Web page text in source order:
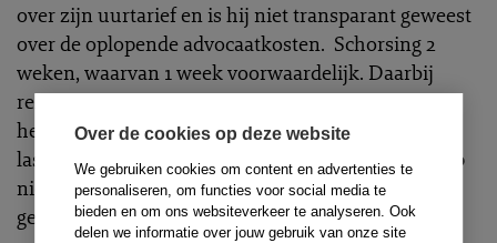
Over de cookies op deze website
We gebruiken cookies om content en advertenties te
personaliseren, om functies voor social media te
bieden en om ons websiteverkeer te analyseren. Ook
delen we informatie over jouw gebruik van onze site
over zijn uurtarief en is hij niet transparant geweest
over de oplopende advocaatkosten. Schorsing 2
weken, waarvan 1 week voorwaardelijk. Daarbij
rekent het hof verweerder zwaar aan dat hij beslag
heeft gelegd onder de wederpartij van klager ten
laste van klager (een klachtonderdeel dat in beroep
niet is voorgelegd aan het hof). Klacht gedeeltelijk
gegrond.